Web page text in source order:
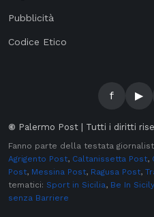
Pubblicità
Codice Etico
f ▶
© Palermo Post | Tutti i diritti
Fanno parte della testata
Agrigento Post, Caltanissetta Post,
Post, Messina Post, Ragusa Post,
tematici: Sport in Sicilia, Be In Sicily
senza Barriere